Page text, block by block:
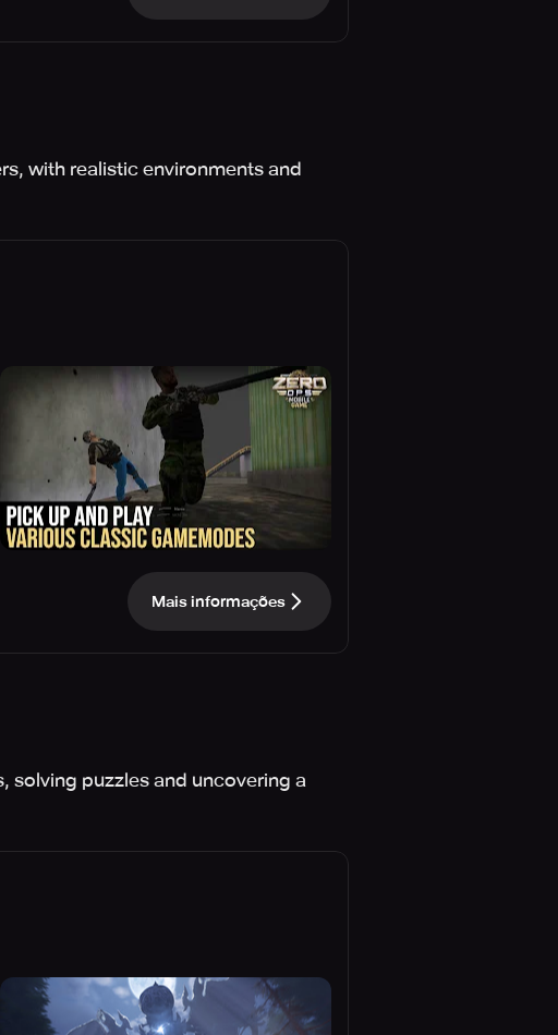
with realistic environments and
Mais informações
solving puzzles and uncovering a